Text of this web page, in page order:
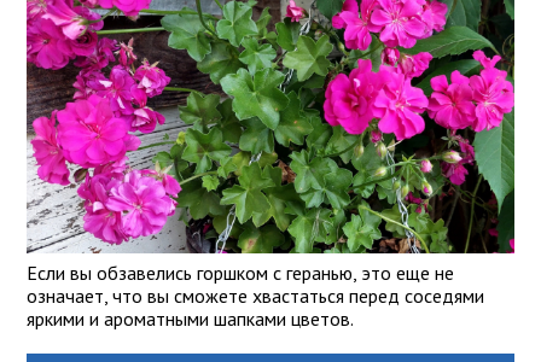
Если вы обзавелись горшком с геранью, это еще не
означает, что вы сможете хвастаться перед соседями
яркими и ароматными шапками цветов.